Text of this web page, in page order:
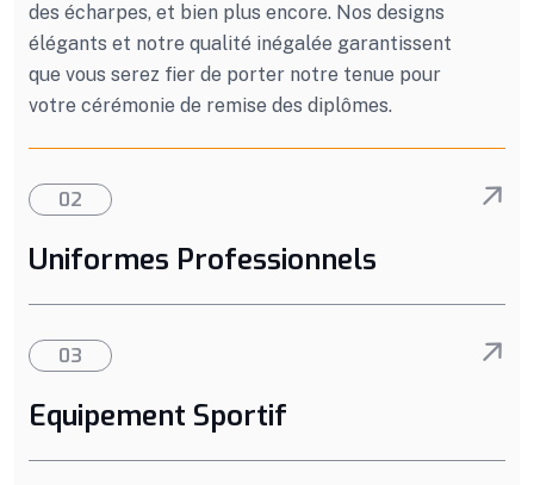
des écharpes, et bien plus encore. Nos designs
élégants et notre qualité inégalée garantissent
que vous serez fier de porter notre tenue pour
votre cérémonie de remise des diplômes.
02
Uniformes Professionnels
03
Equipement Sportif